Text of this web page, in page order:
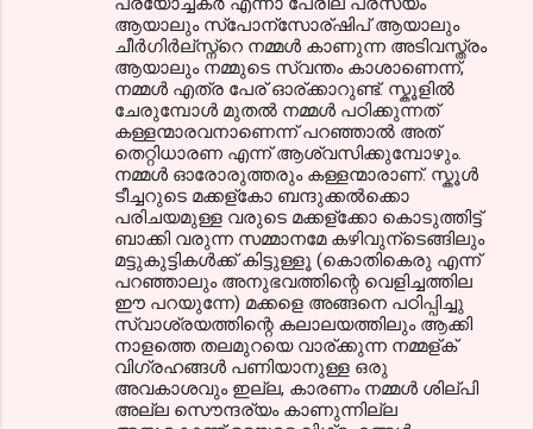
ആയാലും സ്പോന്സോര്ഷിപ് ആയാലും
ചീർഗിർല്സ്ന്റെ നമ്മൾ കാണുന്ന അടിവസ്ത്രം
ആയാലും നമ്മുടെ സ്വന്തം കാശാണെന്ന്,
നമ്മൾ എത്ര പേര് ഓര്ക്കാറുണ്ട്. സ്കൂളിൽ
ചേരുമ്പോൾ മുതൽ നമ്മൾ പഠിക്കുന്നത്
കള്ളന്മാരവനാണെന്ന് പറഞ്ഞാൽ അത്
തെറ്റിധാരണ എന്ന് ആശ്വസിക്കുമ്പോഴും.
നമ്മൾ ഓരോരുത്തരും കള്ളന്മാരാണ്. സ്കൂൾ
ടീച്ചറുടെ മക്കള്കോ ബന്ദുക്കൽക്കൊ
പരിചയമുള്ള വരുടെ മക്കള്ക്കോ കൊടുത്തിട്ട്
ബാക്കി വരുന്ന സമ്മാനമേ കഴിവുന്ടെങ്ങിലും
മട്ടുകുട്ടികൾക്ക് കിട്ടുള്ളൂ (കൊതികെരു എന്ന്
പറഞ്ഞാലും അനുഭവത്തിന്റെ വെളിച്ചത്തില
ഈ പറയുന്നേ) മക്കളെ അങ്ങനെ പഠിപ്പിച്ചു
സ്വാശ്രയത്തിന്റെ കലാലയത്തിലും ആക്കി
നാളത്തെ തലമുറയെ വാര്ക്കുന്ന നമ്മള്ക്
വിഗ്രഹങ്ങൾ പണിയാനുള്ള ഒരു
അവകാശവും ഇല്ല, കാരണം നമ്മൾ ശില്പി
അല്ല സൌന്ദര്യം കാണുന്നില്ല